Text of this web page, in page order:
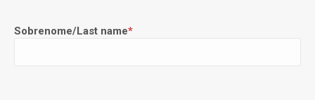
Sobrenome/Last name*